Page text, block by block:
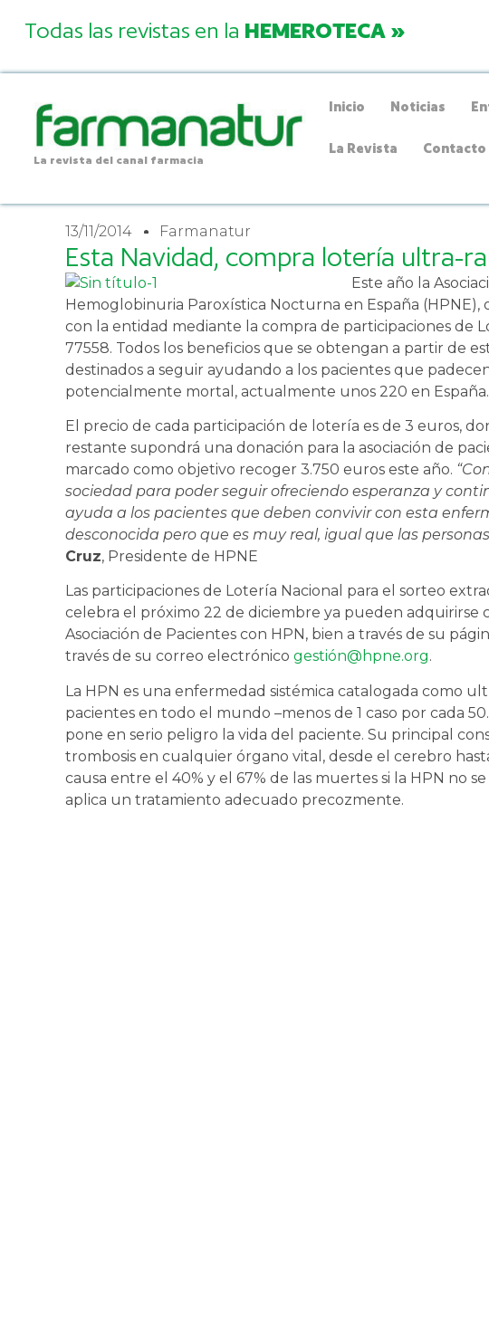
Todas las revistas en la HEMEROTECA »
La revista del canal farmacia
Inicio Noticias
La Revista Contacto
13/11/2014 Farmanatur
Esta Navidad, compra lotería ultra-
Este año la
Hemoglobinuria Paroxística Nocturna en España (HPNE),
con la entidad mediante la compra de participaciones de
77558. Todos los beneficios que se obtengan a partir de
destinados a seguir ayudando a los pacientes que
potencialmente mortal, actualmente unos 220 en España.
El precio de cada participación de lotería es de 3 euros,
restante supondrá una donación para la asociación de
marcado como objetivo recoger 3.750 euros este año.
sociedad para poder seguir ofreciendo esperanza y
ayuda a los pacientes que deben convivir con esta
desconocida pero que es muy real, igual que las
Cruz, Presidente de HPNE
Las participaciones de Lotería Nacional para el sorteo
celebra el próximo 22 de diciembre ya pueden
Asociación de Pacientes con HPN, bien a través de su
través de su correo electrónico gestión@hpne.org.
La HPN es una enfermedad sistémica catalogada como
pacientes en todo el mundo –menos de 1 caso por cada
pone en serio peligro la vida del paciente. Su principal
trombosis en cualquier órgano vital, desde el cerebro
causa entre el 40% y el 67% de las muertes si la HPN no
aplica un tratamiento adecuado precozmente.